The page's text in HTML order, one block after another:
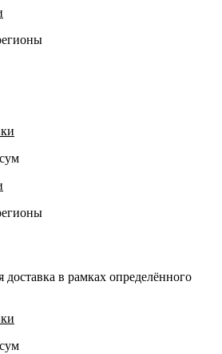
доставка в рамках определённого